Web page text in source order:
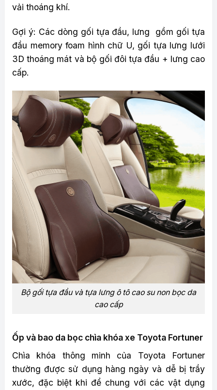
vải thoáng khí.
Gợi ý: Các dòng gối tựa đầu, lưng gồm gối tựa
đầu memory foam hình chữ U, gối tựa lưng lưới
3D thoáng mát và bộ gối đôi tựa đầu + lưng cao
cấp.
Bộ gối tựa đầu và tựa lưng ô tô cao su non bọc da
cao cấp
Ốp và bao da bọc chìa khóa xe Toyota Fortuner
Chìa khóa thông minh của Toyota Fortuner
thường được sử dụng hàng ngày và dễ bị trầy
xước, đặc biệt khi để chung với các vật dụng